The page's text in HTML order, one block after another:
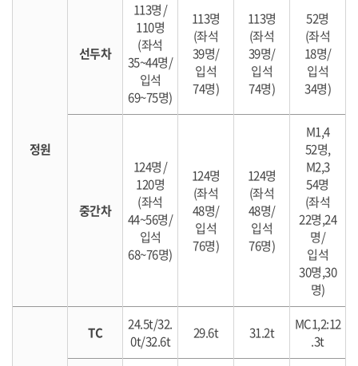
정원
선두차
113명 /
110명
(좌석
35~44명/
입석
69~75명)
113명
(좌석
39명/
입석
74명)
113명
(좌석
39명/
입석
74명)
52명
(좌석
18명/
입석
34명)
중간차
124명 /
120명
(좌석
44~56명/
입석
68~76명)
124명
(좌석
48명/
입석
76명)
124명
(좌석
48명/
입석
76명)
M1,4
52명,
M2,3
54명
(좌석
22명,24
명/
입석
30명,30
명)
TC
24.5t/32.
0t/32.6t
29.6t 31.2t
MC1,2:12
.3t